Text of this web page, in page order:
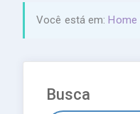
Você está em:Home
Busca